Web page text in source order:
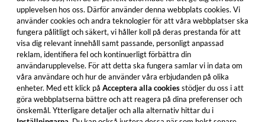
upplevelsen hos oss. Därför använder denna webbplats cookies. Vi
använder cookies och andra teknologier för att våra webbplatser ska
fungera pålitligt och säkert, vi håller koll på deras prestanda för att
visa dig relevant innehåll samt passande, personligt anpassad
reklam, identifiera fel och kontinuerligt förbättra din
användarupplevelse. För att detta ska fungera samlar vi in data om
våra användare och hur de använder våra erbjudanden på olika
enheter. Med ett klick på Acceptera alla cookiesstödjer du oss i att
göra webbplatserna bättre och att reagera på dina preferenser och
önskemål. Ytterligare detaljer och alla alternativ hittar du i